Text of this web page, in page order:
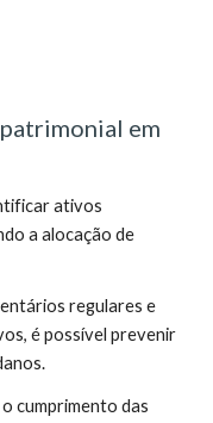
em
ativos
a alocação de
regulares e
é possível prevenir
cumprimento das